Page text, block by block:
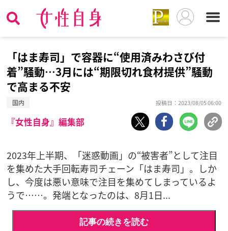
「はま寿司」で容器に“使用済みわさび付
着”騒動…3月には“期限切れ食材提供”騒動
で高まる不安
国内 投稿日：2023/08/05 06:00
『女性自身』編集部
2023年上半期、「迷惑動画」の“被害者”として注目
を集めた大手回転寿司チェーン「はま寿司」。しか
し、今度は悪い意味で注目を集めてしまっているよ
うで……。発端となったのは、8月1日...
記事の続きを読む